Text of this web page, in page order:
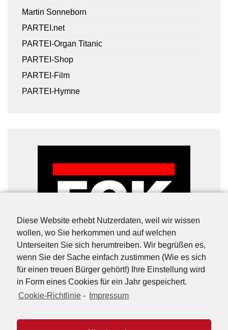
Diese Website erhebt Nutzerdaten, weil wir wissen
wollen, wo Sie herkommen und auf welchen
Unterseiten Sie sich herumtreiben. Wir begrüßen es,
wenn Sie der Sache einfach zustimmen (Wie es sich
für einen treuen Bürger gehört!) Ihre Einstellung wird
in Form eines Cookies für ein Jahr gespeichert.
Cookie-Richtlinie - Impressum
Martin Sonneborn
PARTEI.net
PARTEI-Organ Titanic
PARTEI-Shop
PARTEI-Film
PARTEI-Hymne